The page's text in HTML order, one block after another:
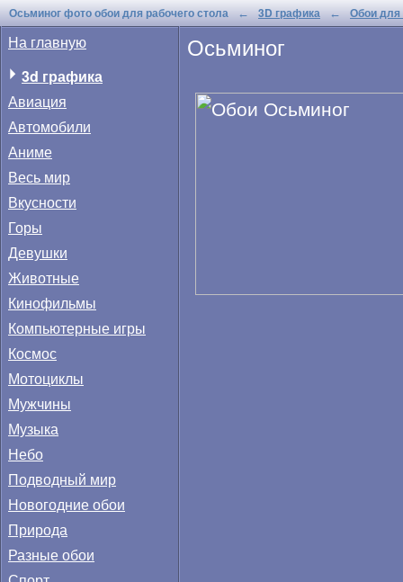
Осьминог фото обои для рабочего стола ← 3D графика ← Обои для
На главную
3d графика
Авиация
Автомобили
Аниме
Весь мир
Вкусности
Горы
Девушки
Животные
Кинофильмы
Компьютерные игры
Космос
Мотоциклы
Мужчины
Музыка
Небо
Подводный мир
Новогодние обои
Природа
Разные обои
Осьминог